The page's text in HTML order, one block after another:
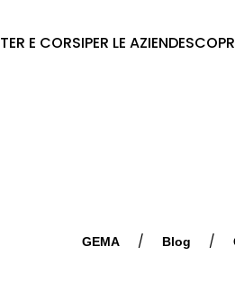
E CORSIPER LE AZIENDE
GEMA Blog